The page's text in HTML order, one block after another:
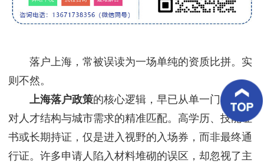
务
优
案
客
好
评
落户上海，常被误读为一场单纯的资质比拼。实
则不然。
上海落户政策的核心逻辑，早已从单一门槛转向
对人才结构与城市需求的精准匹配。高学历、技能证
书或长期持证，仅是进入视野的入场券，而非最终通
行证。许多申请人陷入材料堆砌的误区，却忽视了主